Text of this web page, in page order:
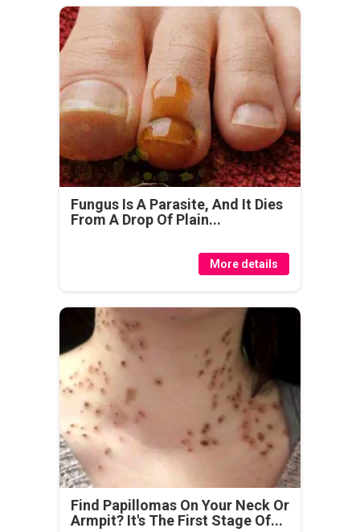
Fungus Is A Parasite, And It Dies
From A Drop Of Plain...
More details
Find Papillomas On Your Neck Or
Armpit? It's The First Stage Of...